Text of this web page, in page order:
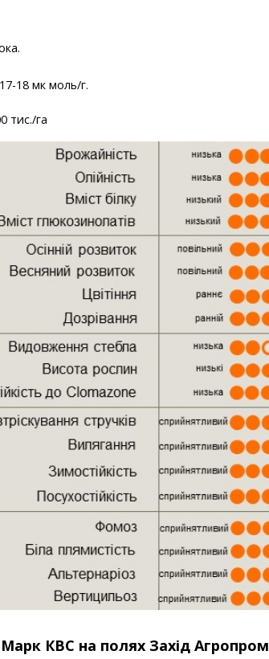
18 мк моль/г.
тис./га
КВС на полях Захід Агропром